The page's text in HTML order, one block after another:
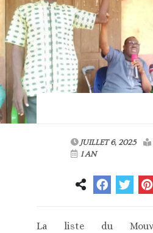
JUILLET 6, 2025
1 AN
La liste du